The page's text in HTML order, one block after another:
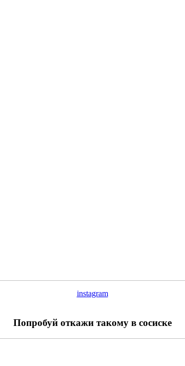
instagram
Попробуй откажи такому в сосиске